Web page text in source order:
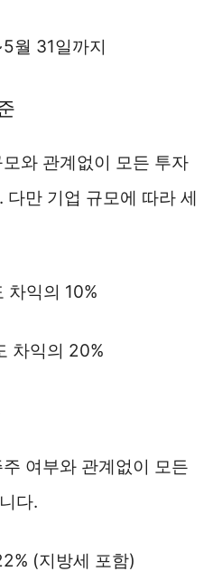
월 31일까지
와 관계없이 모든 투자
다만 기업 규모에 따라 세
차익의 10%
차익의 20%
여부와 관계없이 모든
다.
(지방세 포함)